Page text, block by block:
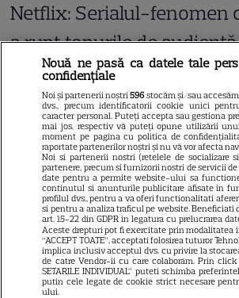
Netflix: Serialul-fenomen
a rupt topurile de
șanse sunt pentru
ARTICOLE
Horoscop
astrologice
Nouă ne pasă ca datele tale
confidențiale
Noi și partenerii noștri596 stocăm și/sau
dvs., precum identificatorii cookie unici
caracter personal. Puteți accepta sau gestiona
mai jos, respectiv vă puteți opune utilizării
moment pe pagina cu politica de
raportate partenerilor noștri și nu vă vor afecta
Noi si partenerii nostri (retelele de socializare
partenere, precum si furnizorii nostri de servicii
date pentru a permite website-ului sa
continutul si anunturile publicitare afisate in
profilul dvs., pentru a va oferi functionalitati
si pentru a analiza traficul pe website. Beneficiati
art. 15-22 din GDPR in legatura cu prelucrarea
Aceste drepturi pot fi exercitate prin modalitatea
“ACCEPT TOATE”, acceptati folosirea tuturor
implica inclusiv acceptul dvs. cu privire la
de catre Vendor-ii cu care colaboram. Prin click
SETARILE INDIVIDUAL” puteti schimba
putin cele legate de cookie strict necesare
ului.